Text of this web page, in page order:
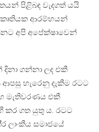
පිළිබඳ වැදගත් යයි
ආරම්භයන්
අපි අපේක්ෂාවෙන්
ගන්නා ලද එකී
හැරෙනු දැකීම රටට
මැතිවරණය එකී
ගත යුතු ය. රටට
ලාංකීය සමාජයේ